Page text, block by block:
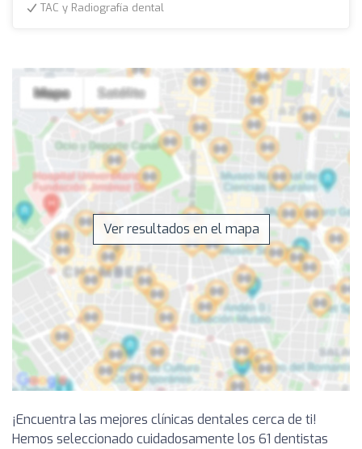
TAC y Radiografía dental
Ver resultados en el mapa
¡Encuentra las mejores clínicas dentales cerca de ti!
Hemos seleccionado cuidadosamente los 61 dentistas